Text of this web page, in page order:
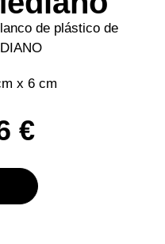
de plástico de
x 6 cm
€